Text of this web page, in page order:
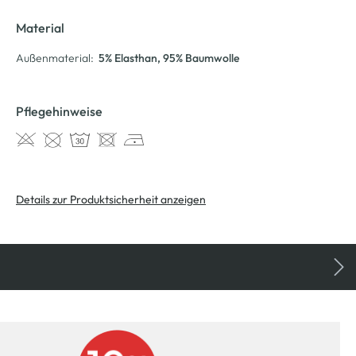
Material
Außenmaterial: 5% Elasthan, 95% Baumwolle
Pflegehinweise
Details zur Produktsicherheit anzeigen